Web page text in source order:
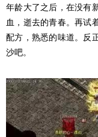
年龄大了之后，在没有
血，逝去的青春。再试
配方，熟悉的味道。反
沙吧。